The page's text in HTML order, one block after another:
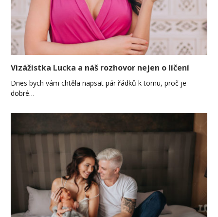
Vizážistka Lucka a náš rozhovor nejen o líčení
Dnes bych vám chtěla napsat pár řádků k tomu, proč je
dobré…